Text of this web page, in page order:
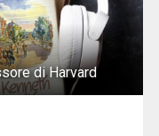
di Harvard